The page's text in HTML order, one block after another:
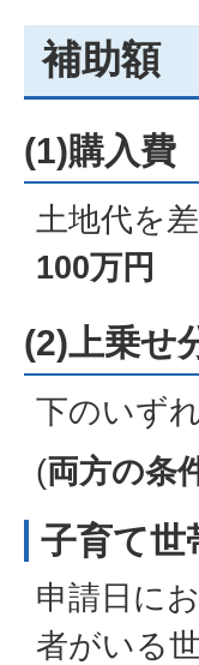
補助額
(1)購入費
土地代を
100万円
(2)上乗せ
下のいず
(両方の条
子育て世
申請日に
者がいる